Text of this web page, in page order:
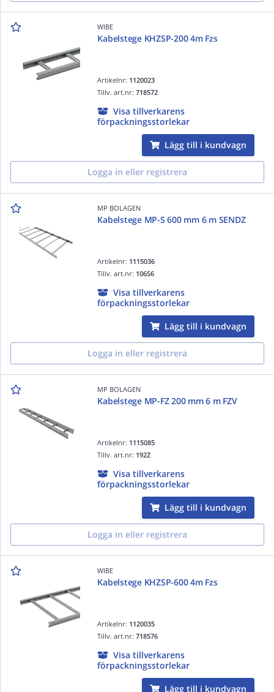
WIBE
Kabelstege KHZSP-200 4m Fzs
Artikelnr: 1120023
Tillv. art.nr:718572
Visa tillverkarens
förpackningsstorlekar
Lägg till i kundvagn
Logga in eller registrera
MP BOLAGEN
Kabelstege MP-S 600 mm 6 m SENDZ
Artikelnr: 1115036
Tillv. art.nr: 106S6
Visa tillverkarens
förpackningsstorlekar
Lägg till i kundvagn
Logga in eller registrera
MP BOLAGEN
Kabelstege MP-FZ 200 mm 6 m FZV
Artikelnr: 1115085
Tillv. art.nr: 192Z
Visa tillverkarens
förpackningsstorlekar
Lägg till i kundvagn
Logga in eller registrera
WIBE
Kabelstege KHZSP-600 4m Fzs
Artikelnr: 1120035
Tillv. art.nr:718576
Visa tillverkarens
förpackningsstorlekar
Lägg till i kundvagn